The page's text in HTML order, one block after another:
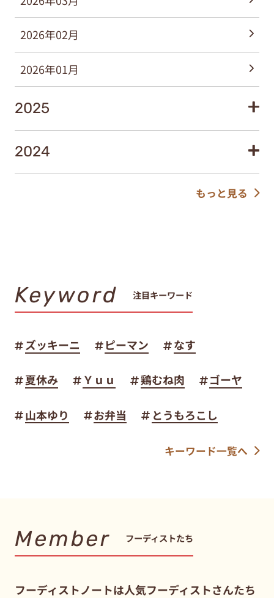
2026年02月
2026年01月
2025
2024
もっと見る
Keyword 注目キーワード
ズッキーニ ピーマン なす
夏休み Ｙｕｕ 鶏むね肉 ゴーヤ
山本ゆり お弁当 とうもろこし
キーワード一覧へ
Member フーディストたち
フーディストノートは人気フーディストさんたち